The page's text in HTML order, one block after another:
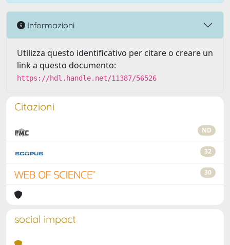
Informazioni
Utilizza questo identificativo per citare o creare un
link a questo documento:
https://hdl.handle.net/11387/56526
Citazioni
ND
32
30
social impact